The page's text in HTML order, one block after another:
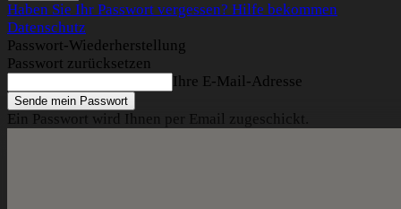
Haben Sie Ihr Passwort vergessen? Hilfe bekommen
Datenschutz
Passwort-Wiederherstellung
Passwort zurücksetzen
Ihre E-Mail-Adresse
Ein Passwort wird Ihnen per Email zugeschickt.